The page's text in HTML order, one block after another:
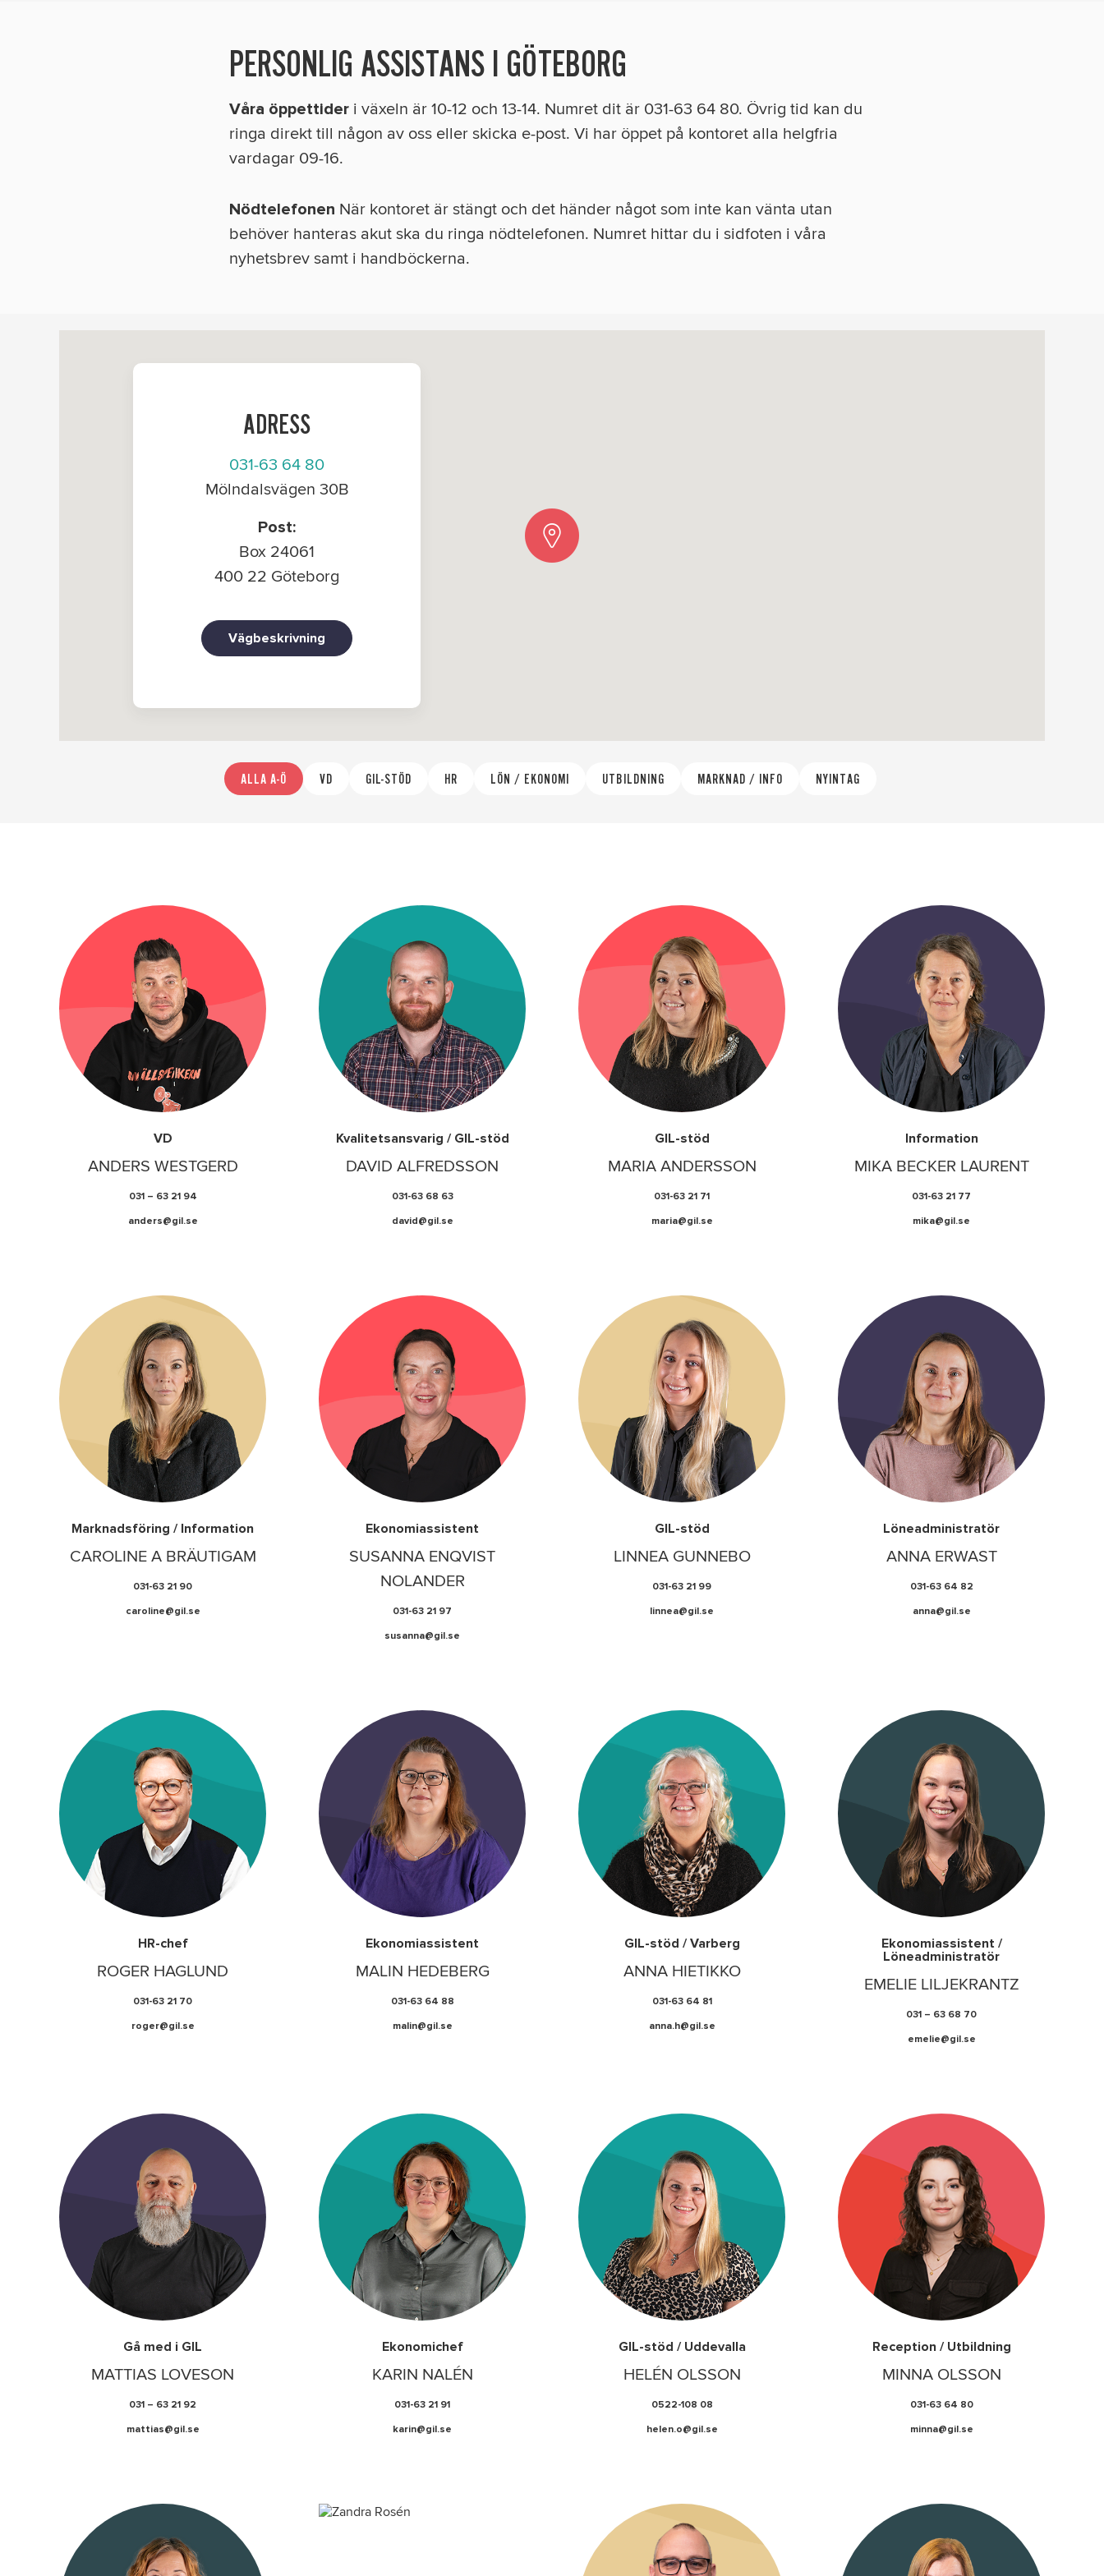
PERSONLIG ASSISTANS I GÖTEBORG
Våra öppettideri växeln är 10-12 och 13-14. Numret dit är 031-63 64 80. Övrig tid kan du
ringa direkt till någon av oss eller skicka e-post. Vi har öppet på kontoret alla helgfria
vardagar 09-16.
Nödtelefonen När kontoret är stängt och det händer något som inte kan vänta utan
behöver hanteras akut ska du ringa nödtelefonen. Numret hittar du i sidfoten i våra
nyhetsbrev samt i handböckerna.
ADRESS
031-63 64 80
Mölndalsvägen 30B
Post:
Box 24061
400 22 Göteborg
Vägbeskrivning
ALLA A-Ö VD GIL-STÖD HR LÖN / EKONOMI UTBILDNING MARKNAD / INFO NYINTAG
VD
ANDERS WESTGERD
031 – 63 21 94
anders@gil.se
Kvalitetsansvarig / GIL-stöd
DAVID ALFREDSSON
031-63 68 63
david@gil.se
GIL-stöd
MARIA ANDERSSON
031-63 21 71
maria@gil.se
Information
MIKA BECKER LAURENT
031-63 21 77
mika@gil.se
Marknadsföring / Information
CAROLINE A BRÄUTIGAM
031-63 21 90
caroline@gil.se
Ekonomiassistent
SUSANNA ENQVIST
NOLANDER
031-63 21 97
susanna@gil.se
GIL-stöd
LINNEA GUNNEBO
031-63 21 99
linnea@gil.se
Löneadministratör
ANNA ERWAST
031-63 64 82
anna@gil.se
HR-chef
ROGER HAGLUND
031-63 21 70
roger@gil.se
Ekonomiassistent
MALIN HEDEBERG
031-63 64 88
malin@gil.se
GIL-stöd / Varberg
ANNA HIETIKKO
031-63 64 81
anna.h@gil.se
Ekonomiassistent /
Löneadministratör
EMELIE LILJEKRANTZ
031 – 63 68 70
emelie@gil.se
Gå med i GIL
MATTIAS LOVESON
031 – 63 21 92
mattias@gil.se
Ekonomichef
KARIN NALÉN
031-63 21 91
karin@gil.se
GIL-stöd / Uddevalla
HELÉN OLSSON
0522-108 08
helen.o@gil.se
Reception / Utbildning
MINNA OLSSON
031-63 64 80
minna@gil.se